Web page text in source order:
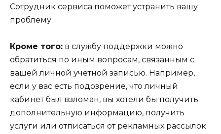
Сотрудник сервиса поможет устранить вашу
проблему.
Кроме того: в службу поддержки можно
обратиться по иным вопросам, связанным с
вашей личной учетной записью. Например,
если у вас есть подозрение, что личный
кабинет был взломан, вы хотели бы получить
дополнительную информацию, получить
услуги или отписаться от рекламных рассылок